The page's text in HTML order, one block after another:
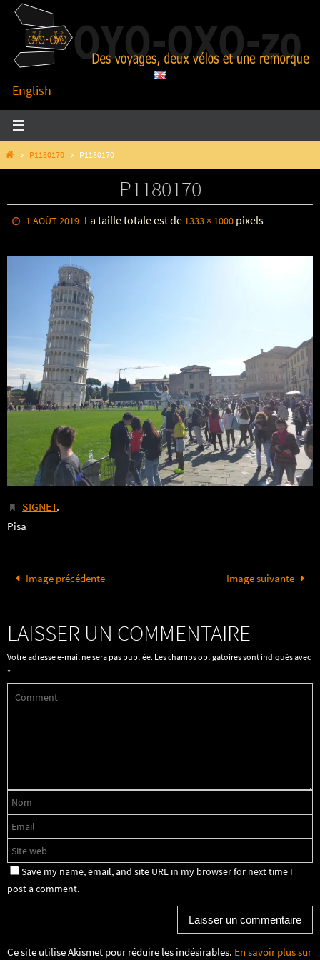
Passer
contenu
English
HOMEP1180170 P1180170
P1180170
1 AOÛT 2019 La taille totale est de 1333 × 1000 pixels
SIGNET.
Pisa
Image précédente Image suivante
LAISSER UN COMMENTAIRE
Votre adresse e-mail ne sera pas publiée. Les champs obligatoires sont indiqués avec
*
Save my name, email, and site URL in my browser for next time I
post a comment.
Ce site utilise Akismet pour réduire les indésirables. En savoir plus sur